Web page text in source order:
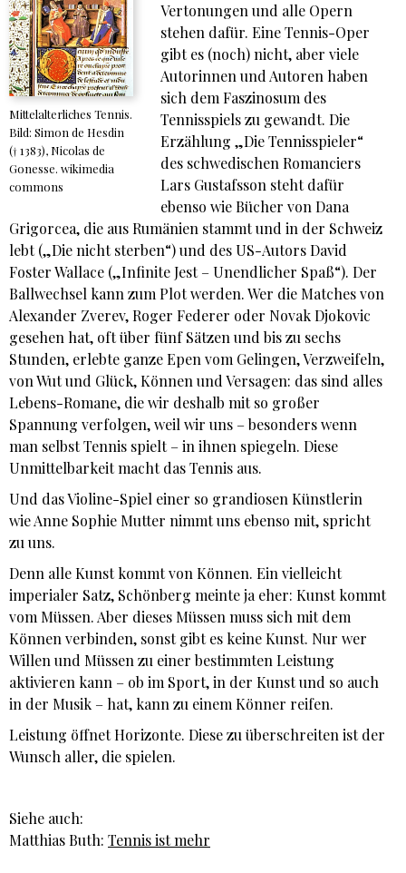
Mittelalterliches Tennis.
Bild: Simon de Hesdin
(† 1383), Nicolas de
Gonesse. wikimedia
commons
Vertonungen und alle Opern
stehen dafür. Eine Tennis-Oper
gibt es (noch) nicht, aber viele
Autorinnen und Autoren haben
sich dem Faszinosum des
Tennisspiels zu gewandt. Die
Erzählung „Die Tennisspieler“
des schwedischen Romanciers
Lars Gustafsson steht dafür
ebenso wie Bücher von Dana
Grigorcea, die aus Rumänien stammt und in der Schweiz
lebt („Die nicht sterben“) und des US-Autors David
Foster Wallace („Infinite Jest – Unendlicher Spaß“). Der
Ballwechsel kann zum Plot werden. Wer die Matches von
Alexander Zverev, Roger Federer oder Novak Djokovic
gesehen hat, oft über fünf Sätzen und bis zu sechs
Stunden, erlebte ganze Epen vom Gelingen, Verzweifeln,
von Wut und Glück, Können und Versagen: das sind alles
Lebens-Romane, die wir deshalb mit so großer
Spannung verfolgen, weil wir uns – besonders wenn
man selbst Tennis spielt – in ihnen spiegeln. Diese
Unmittelbarkeit macht das Tennis aus.
Und das Violine-Spiel einer so grandiosen Künstlerin
wie Anne Sophie Mutter nimmt uns ebenso mit, spricht
zu uns.
Denn alle Kunst kommt von Können. Ein vielleicht
imperialer Satz, Schönberg meinte ja eher: Kunst kommt
vom Müssen. Aber dieses Müssen muss sich mit dem
Können verbinden, sonst gibt es keine Kunst. Nur wer
Willen und Müssen zu einer bestimmten Leistung
aktivieren kann – ob im Sport, in der Kunst und so auch
in der Musik – hat, kann zu einem Könner reifen.
Leistung öffnet Horizonte. Diese zu überschreiten ist der
Wunsch aller, die spielen.
Siehe auch:
Matthias Buth: Tennis ist mehr